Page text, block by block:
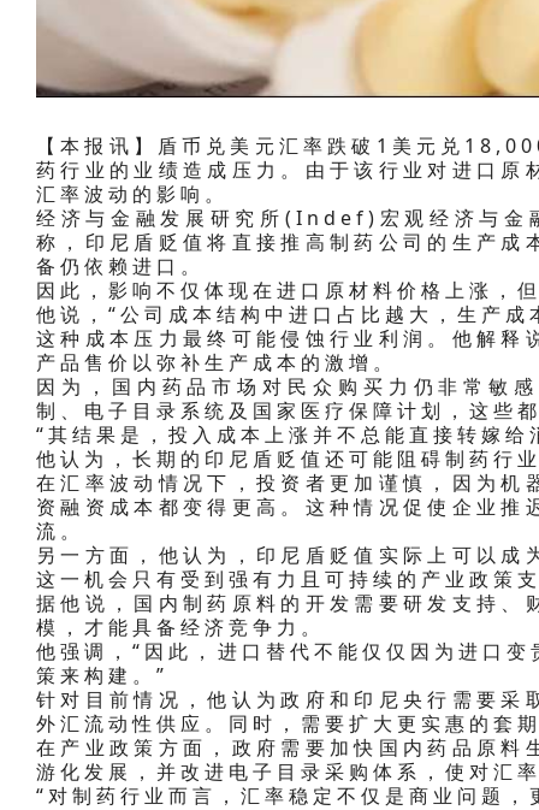
【本报讯】盾币兑美元汇率跌破1美元兑
药行业的业绩造成压力。由于该行业对进口
汇率波动的影响。
经济与金融发展研究所(Indef)宏观经济与
称，印尼盾贬值将直接推高制药公司的生产
备仍依赖进口。
因此，影响不仅体现在进口原材料价格上涨，
他说，“公司成本结构中进口占比越大，生产
这种成本压力最终可能侵蚀行业利润。他解
产品售价以弥补生产成本的激增。
因为，国内药品市场对民众购买力仍非常敏
制、电子目录系统及国家医疗保障计划，这些
“其结果是，投入成本上涨并不总能直接转嫁
他认为，长期的印尼盾贬值还可能阻碍制药行
在汇率波动情况下，投资者更加谨慎，因为
资融资成本都变得更高。这种情况促使企业
流。
另一方面，他认为，印尼盾贬值实际上可以
这一机会只有受到强有力且可持续的产业政策
据他说，国内制药原料的开发需要研发支持
模，才能具备经济竞争力。
他强调，“因此，进口替代不能仅仅因为进口
策来构建。”
针对目前情况，他认为政府和印尼央行需要
外汇流动性供应。同时，需要扩大更实惠的套
在产业政策方面，政府需要加快国内药品原
游化发展，并改进电子目录采购体系，使对汇
“对制药行业而言，汇率稳定不仅是商业问题